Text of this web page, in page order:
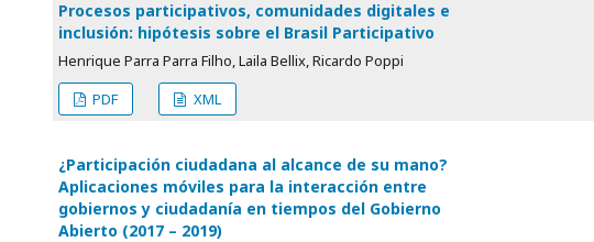
Procesos participativos, comunidades digitales e
inclusión: hipótesis sobre el Brasil Participativo
Henrique Parra Parra Filho, Laila Bellix, Ricardo Poppi
PDF
XML
¿Participación ciudadana al alcance de su mano?
Aplicaciones móviles para la interacción entre
gobiernos y ciudadanía en tiempos del Gobierno
Abierto (2017 – 2019)